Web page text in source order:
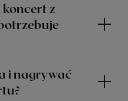
koncert z
i nagrywać